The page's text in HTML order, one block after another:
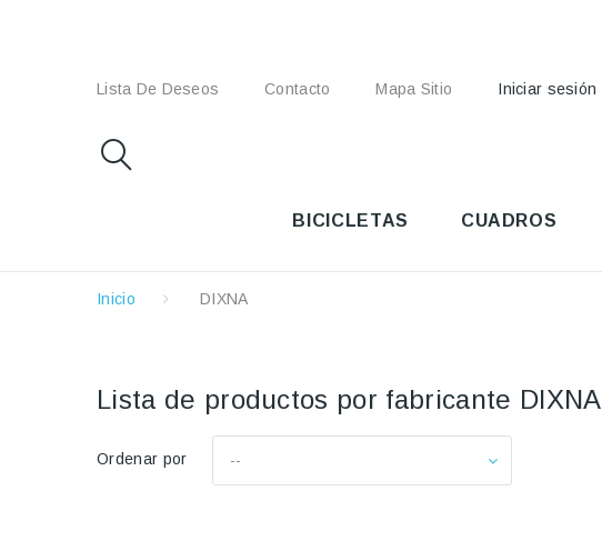
Lista De Deseos Contacto Mapa Sitio Iniciar sesión
BICICLETAS CUADROS
Inicio DIXNA
Lista de productos por fabricante DIXNA
Ordenar por --